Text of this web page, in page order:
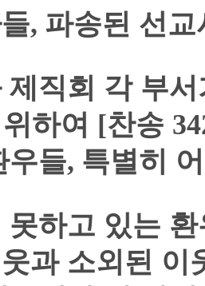
, 파송된 선교
제직회 각 부
하여 [찬송
우들, 특별히
못하고 있는
과 소외된 이